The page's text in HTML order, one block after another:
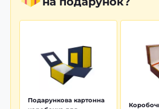
Подарункова картонна